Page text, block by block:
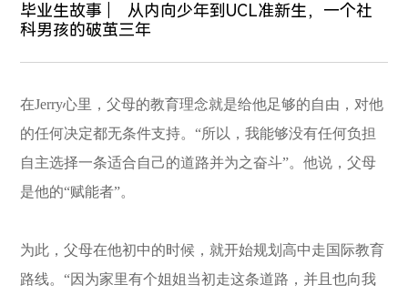
毕业生故事 ︳ 从内向少年到UCL准新生，一个社
科男孩的破茧三年
在Jerry心里，父母的教育理念就是给他足够的自由，对他
的任何决定都无条件支持。“所以，我能够没有任何负担
自主选择一条适合自己的道路并为之奋斗”。他说，父母
是他的“赋能者”。
为此，父母在他初中的时候，就开始规划高中走国际教育
路线。“因为家里有个姐姐当初走这条道路，并且也向我